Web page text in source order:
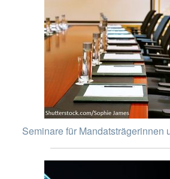
Seminare für Mandatsträgerinnen